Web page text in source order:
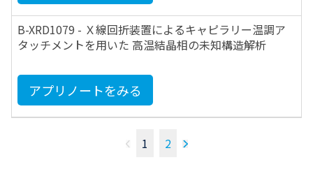
B-XRD1079 - Ｘ線回折装置によるキャピラリー温調ア
タッチメントを用いた 高温結晶相の未知構造解析
アプリノートをみる
1 2